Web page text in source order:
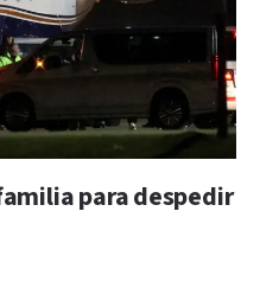
para despedir